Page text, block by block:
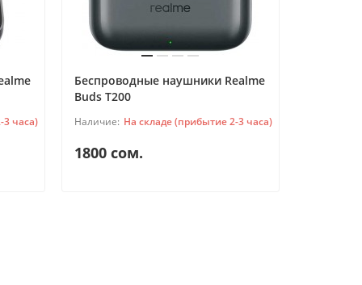
3 часа)
Беспроводные наушники Realme
Buds T200
На складе (прибытие 2-3 часа)
1800 сом.